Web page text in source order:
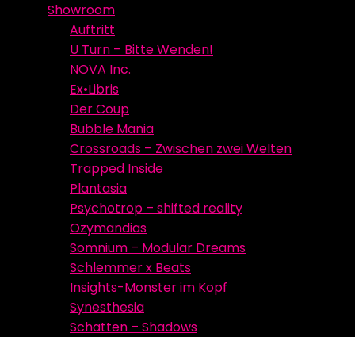
Showroom
Auftritt
U Turn – Bitte Wenden!
NOVA Inc.
Ex•Libris
Der Coup
Bubble Mania
Crossroads – Zwischen zwei Welten
Trapped Inside
Plantasia
Psychotrop – shifted reality
Ozymandias
Somnium – Modular Dreams
Schlemmer x Beats
Insights-Monster im Kopf
Synesthesia
Schatten – Shadows